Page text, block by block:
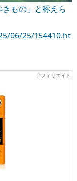
もの」と称えら
06/25/154410.ht